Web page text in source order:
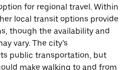
for regional travel. Within
local transit options provide
though the availability and
vary. The city’s
public transportation, but
make walking to and from